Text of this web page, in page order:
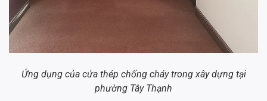
Ứng dụng của cửa thép chống cháy trong xây dựng tại
phường Tây Thạnh